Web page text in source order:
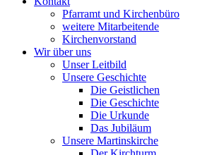
Pfarramt und Kirchenbüro
weitere Mitarbeitende
Kirchenvorstand
Wir über uns
Unser Leitbild
Unsere Geschichte
Die Geistlichen
Die Geschichte
Die Urkunde
Das Jubiläum
Unsere Martinskirche